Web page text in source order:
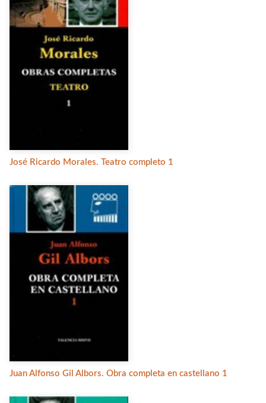
José Ricardo Morales. Teatro completo 1
Juan Alfonso Gil Albors. Obra completa en castellano 1